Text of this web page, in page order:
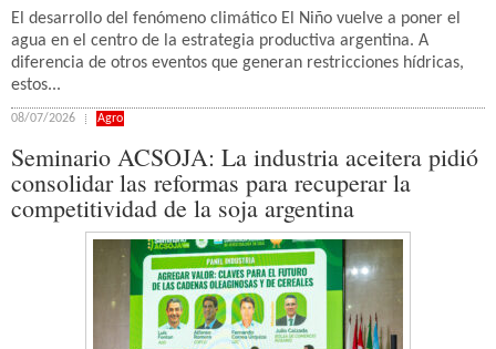
El desarrollo del fenómeno climático El Niño vuelve a poner el
agua en el centro de la estrategia productiva argentina. A
diferencia de otros eventos que generan restricciones hídricas,
estos...
08/07/2026 Agro
Seminario ACSOJA: La industria aceitera pidió
consolidar las reformas para recuperar la
competitividad de la soja argentina